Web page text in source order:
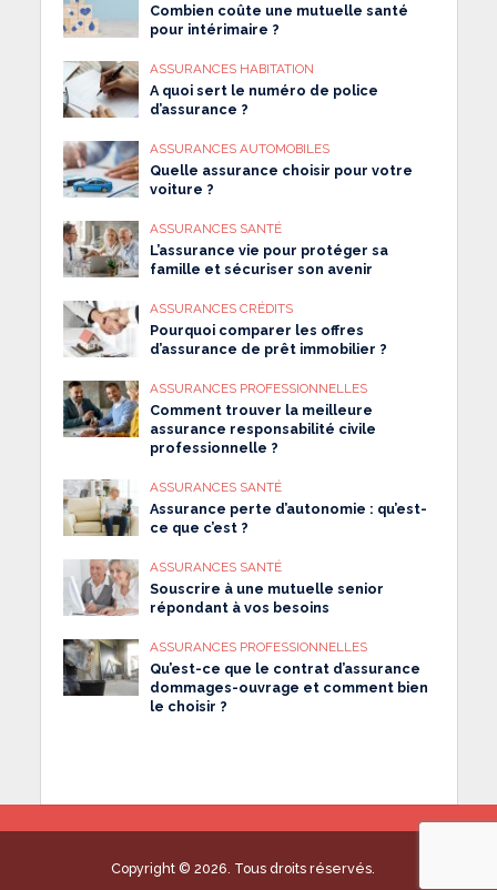
Combien coûte une mutuelle santé
pour intérimaire ?
ASSURANCES HABITATION
A quoi sert le numéro de police
d’assurance ?
ASSURANCES AUTOMOBILES
Quelle assurance choisir pour votre
voiture ?
ASSURANCES SANTÉ
L’assurance vie pour protéger sa
famille et sécuriser son avenir
ASSURANCES CRÉDITS
Pourquoi comparer les offres
d’assurance de prêt immobilier ?
ASSURANCES PROFESSIONNELLES
Comment trouver la meilleure
assurance responsabilité civile
professionnelle ?
ASSURANCES SANTÉ
Assurance perte d’autonomie : qu’est-
ce que c’est ?
ASSURANCES SANTÉ
Souscrire à une mutuelle senior
répondant à vos besoins
ASSURANCES PROFESSIONNELLES
Qu’est-ce que le contrat d’assurance
dommages-ouvrage et comment bien
le choisir ?
Copyright © 2026. Tous droits réservés.